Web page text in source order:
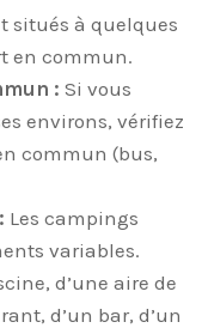
situés à quelques
en commun.
: Si vous
environs, vérifiez
commun (bus,
Les campings
variables.
d’une aire de
d’un bar, d’un